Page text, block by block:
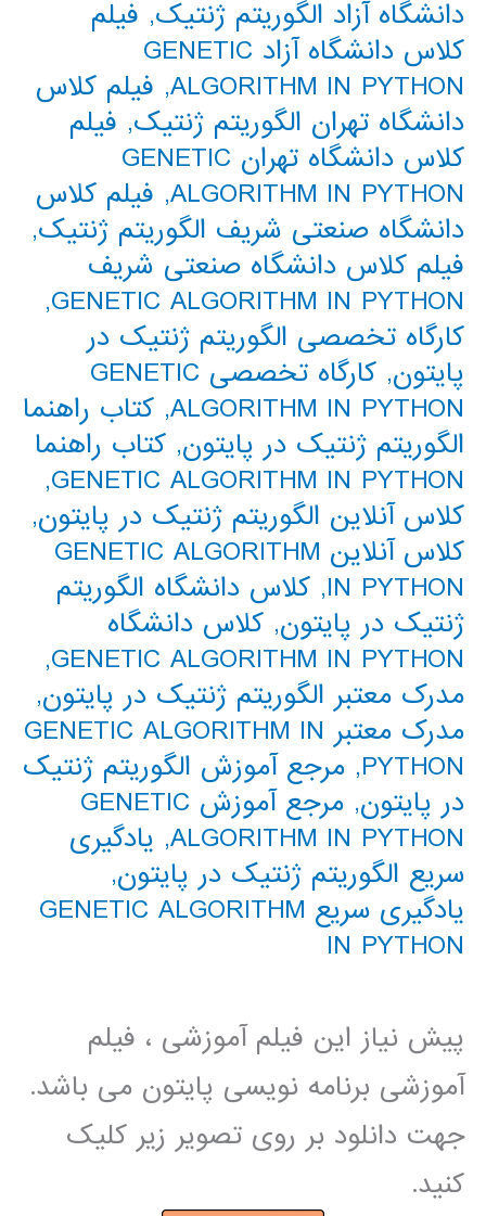
دانشگاه آزاد الگوریتم ژنتیک, فیلم
کلاس دانشگاه آزاد GENETIC
ALGORITHM IN PYTHON
, فیلم کلاس
دانشگاه تهران الگوریتم ژنتیک, فیلم
کلاس دانشگاه تهران GENETIC
ALGORITHM IN PYTHON
, فیلم کلاس
دانشگاه صنعتی شریف الگوریتم ژنتیک,
فیلم کلاس دانشگاه صنعتی شریف
GENETIC ALGORITHM IN PYTHON
,
کارگاه تخصصی الگوریتم ژنتیک در
پایتون,
کارگاه تخصصی GENETIC
ALGORITHM IN PYTHON
, کتاب راهنما
الگوریتم ژنتیک در پایتون, کتاب راهنما
GENETIC ALGORITHM IN PYTHON
,
کلاس آنلاین الگوریتم ژنتیک در پایتون,
کلاس آنلاین GENETIC ALGORITHM
IN PYTHON
, کلاس دانشگاه الگوریتم
ژنتیک در پایتون, کلاس دانشگاه
GENETIC ALGORITHM IN PYTHON
,
مدرک معتبر الگوریتم ژنتیک در پایتون,
مدرک معتبر GENETIC ALGORITHM IN
PYTHON
, مرجع آموزش الگوریتم ژنتیک
در پایتون,
مرجع آموزش GENETIC
ALGORITHM IN PYTHON
, یادگیری
سریع الگوریتم ژنتیک در پایتون,
یادگیری سریع GENETIC ALGORITHM
IN PYTHON
پیش نیاز این فیلم آموزشی ، فیلم
آموزشی برنامه نویسی پایتون می باشد.
جهت دانلود بر روی تصویر زیر کلیک
کنید.